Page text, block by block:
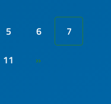
5 6
7
11 »